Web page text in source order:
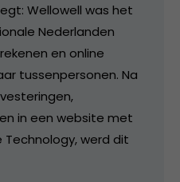
Wellowell was het
Nederlanden
en online
tussenpersonen. Na
in een website met
werd dit